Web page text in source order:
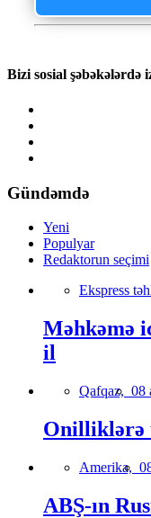
Bizi sosial şəbəkələrdə
Gündəmdə
Yeni
Populyar
Redaktorun seçimi
Ekspress
Məhkəmə
il
Qafqaz, 08
Onilliklərə
Amerika,
ABŞ-ın